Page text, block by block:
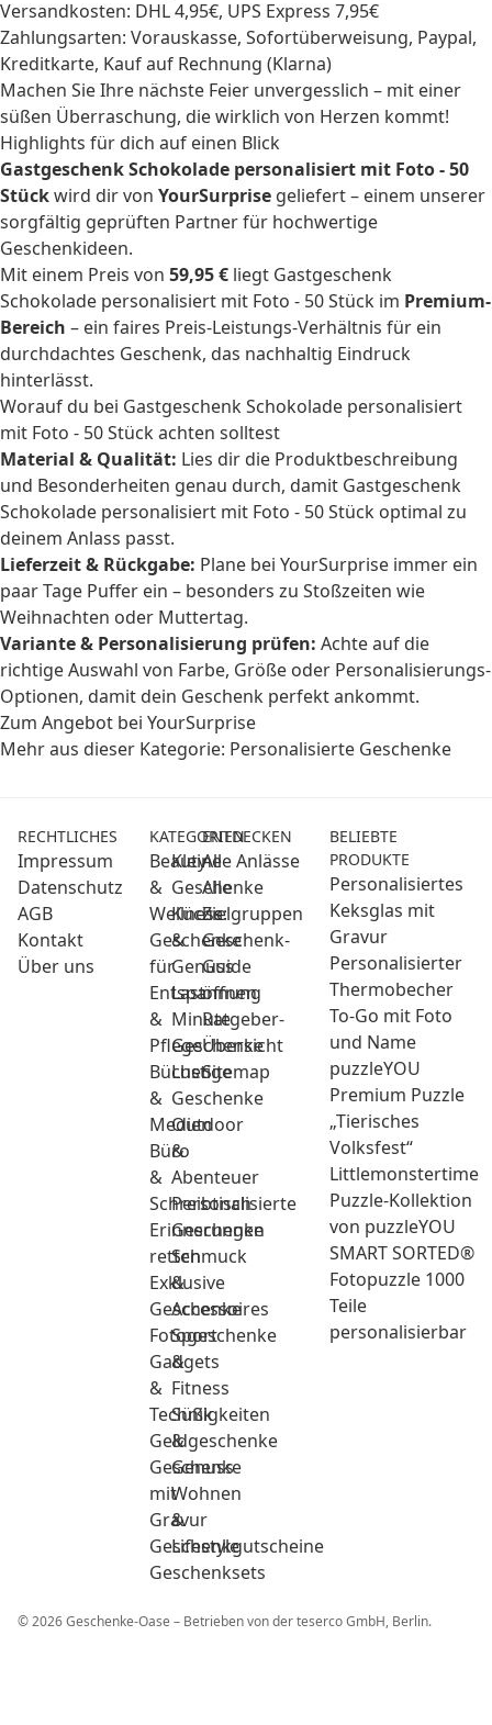
Versandkosten: DHL 4,95€, UPS Express 7,95€
Zahlungsarten: Vorauskasse, Sofortüberweisung, Paypal,
Kreditkarte, Kauf auf Rechnung (Klarna)
Machen Sie Ihre nächste Feier unvergesslich – mit einer
süßen Überraschung, die wirklich von Herzen kommt!
Highlights für dich auf einen Blick
Gastgeschenk Schokolade personalisiert mit Foto - 50
Stückwird dir von YourSurprise geliefert – einem unserer
sorgfältig geprüften Partner für hochwertige
Geschenkideen.
Mit einem Preis von 59,95 € liegt Gastgeschenk
Schokolade personalisiert mit Foto - 50 Stück im Premium-
Bereich – ein faires Preis-Leistungs-Verhältnis für ein
durchdachtes Geschenk, das nachhaltig Eindruck
hinterlässt.
Worauf du bei Gastgeschenk Schokolade personalisiert
mit Foto - 50 Stück achten solltest
Material & Qualität: Lies dir die Produktbeschreibung
und Besonderheiten genau durch, damit Gastgeschenk
Schokolade personalisiert mit Foto - 50 Stück optimal zu
deinem Anlass passt.
Lieferzeit & Rückgabe: Plane bei YourSurprise immer ein
paar Tage Puffer ein – besonders zu Stoßzeiten wie
Weihnachten oder Muttertag.
Variante & Personalisierung prüfen: Achte auf die
richtige Auswahl von Farbe, Größe oder Personalisierungs-
Optionen, damit dein Geschenk perfekt ankommt.
Zum Angebot bei YourSurprise
Mehr aus dieser Kategorie: Personalisierte Geschenke
RECHTLICHES
Impressum
Datenschutz
AGB
Kontakt
Über uns
KATEGORIEN
Beauty
&
Wellness:
Geschenke
für
Entspannung
&
Pflege
Bücher
&
Medien
Büro
&
Schreibtisch
Erinnerungen
retten
Exklusive
Geschenke
Fotogeschenke
Gadgets
&
Technik
Geldgeschenke
Geschenke
mit
Gravur
Geschenkgutscheine
Geschenksets
Kleine
Geschenke
Küche
&
Genuss
Last
Minute
Geschenke
Lustige
Geschenke
Outdoor
&
Abenteuer
Personalisierte
Geschenke
Schmuck
&
Accessoires
Sport
&
Fitness
Süßigkeiten
&
Genuss
Wohnen
&
Lifestyle
ENTDECKEN
Alle Anlässe
Alle
Zielgruppen
Geschenk-
Guide
öffnen
Ratgeber-
Übersicht
Sitemap
BELIEBTE
PRODUKTE
Personalisiertes
Keksglas mit
Gravur
Personalisierter
Thermobecher
To-Go mit Foto
und Name
puzzleYOU
Premium Puzzle
„Tierisches
Volksfest“
Littlemonstertime
Puzzle-Kollektion
von puzzleYOU
SMART SORTED®
Fotopuzzle 1000
Teile
personalisierbar
© 2026 Geschenke-Oase – Betrieben von der teserco GmbH, Berlin.